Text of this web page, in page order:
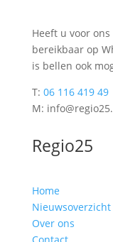
Heeft u voor
bereikbaar op
is bellen ook
T: 06 116 419 49
M:
Regio25
Home
Nieuwsoverzicht
Over ons
Contact